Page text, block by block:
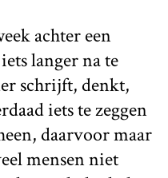
achter een
langer na te
schrijft, denkt,
iets te zeggen
daarvoor maar
mensen niet